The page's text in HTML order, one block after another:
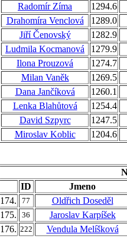
Radomír Zíma
1294.6
Drahomíra Venclová
1289.0
Jiří Čenovský
1282.9
Ludmila Kocmanová
1279.9
Ilona Prouzová
1274.7
Milan Vaněk
1269.5
Dana Jančíková
1260.1
Lenka Blahůtová
1254.4
David Szpyrc
1247.5
Miroslav Koblic 1204.6
ID
Jmeno
174.
77
Oldřich Doseděl
175.
36
Jaroslav Karpíšek
176. 222
Vendula Melíšková